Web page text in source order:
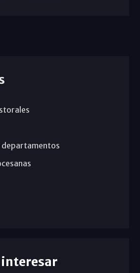
departamentos
interesar